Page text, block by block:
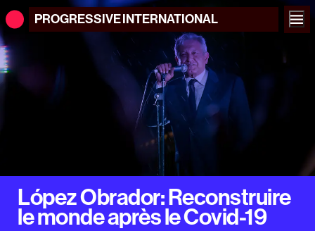
PROGRESSIVEINTERNATIONAL
López Obrador: Reconstruire
le monde après le Covid-19